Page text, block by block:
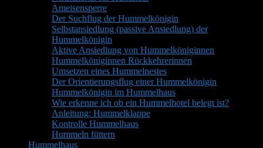
Ameisensperre
Der Suchflug der Hummelkönigin
Selbstansiedlung (passive Ansiedlung) der
Hummelkönigin
Aktive Ansiedlung von Hummelköniginnen
Hummelköniginnen Rückkehrerinnen
Umsetzen eines Hummelnestes
Der Orientierungsflug einer Hummelkönigin
Hummelkönigin im Hummelhaus
Wie erkenne ich ob ein Hummelhotel belegt ist?
Anleitung: Hummelklappe
Kontrolle Hummelhaus
Hummeln füttern
Hummelhaus